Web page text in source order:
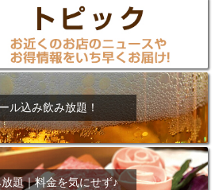
ル込み飲み放題！
題｜料金を気にせず♪